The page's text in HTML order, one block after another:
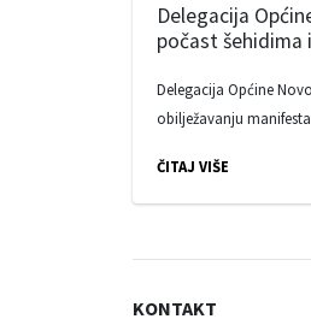
Delegacija
počast šehidima
Delegacija Općine
obilježavanju
ČITAJ VIŠE
KONTAKT